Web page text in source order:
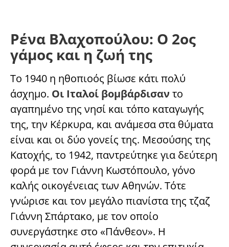
Ρένα Βλαχοπούλου: Ο 2ος
γάμος και η ζωή της
Το 1940 η ηθοπιοός βίωσε κάτι πολύ
άσχημο. Οι Ιταλοί βομβάρδισαν το
αγαπημένο της νησί και τόπο καταγωγής
της, την Κέρκυρα, και ανάμεσα στα θύματα
είναι και οι δύο γονείς της. Μεσούσης της
Κατοχής, το 1942, παντρεύτηκε για δεύτερη
φορά με τον Γιάννη Κωστόπουλο, γόνο
καλής οικογένειας των Αθηνών. Τότε
γνώρισε και τον μεγάλο πιανίστα της τζαζ
Γιάννη Σπάρτακο, με τον οποίο
συνεργάστηκε στο «Πάνθεον». Η